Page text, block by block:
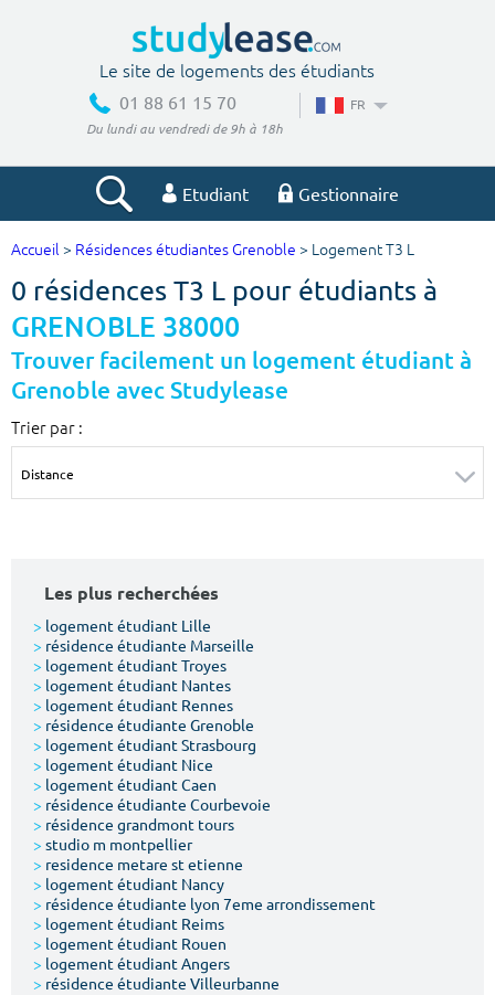
Le site de logements des étudiants
01 88 61 15 70
Du lundi au vendredi de 9h à 18h
FR
Etudiant Gestionnaire
Votre recherche
Ville, école
Type de location
Votre date d'entrée
Accueil > Résidences étudiantes Grenoble > Logement T3 L
0 résidences T3 L pour étudiants à
GRENOBLE 38000
Trouver facilement un logement étudiant à
Grenoble avec Studylease
Trier par :
Les plus recherchées
> logement étudiant Lille
> résidence étudiante Marseille
> logement étudiant Troyes
> logement étudiant Nantes
> logement étudiant Rennes
> résidence étudiante Grenoble
> logement étudiant Strasbourg
> logement étudiant Nice
> logement étudiant Caen
> résidence étudiante Courbevoie
> résidence grandmont tours
> studio m montpellier
> residence metare st etienne
> logement étudiant Nancy
> résidence étudiante lyon 7eme arrondissement
> logement étudiant Reims
> logement étudiant Rouen
> logement étudiant Angers
> résidence étudiante Villeurbanne